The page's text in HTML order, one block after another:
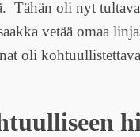
Tähän oli nyt
vetää omaa
oli